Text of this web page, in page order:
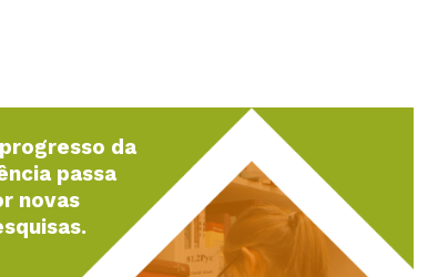
da
passa
novas